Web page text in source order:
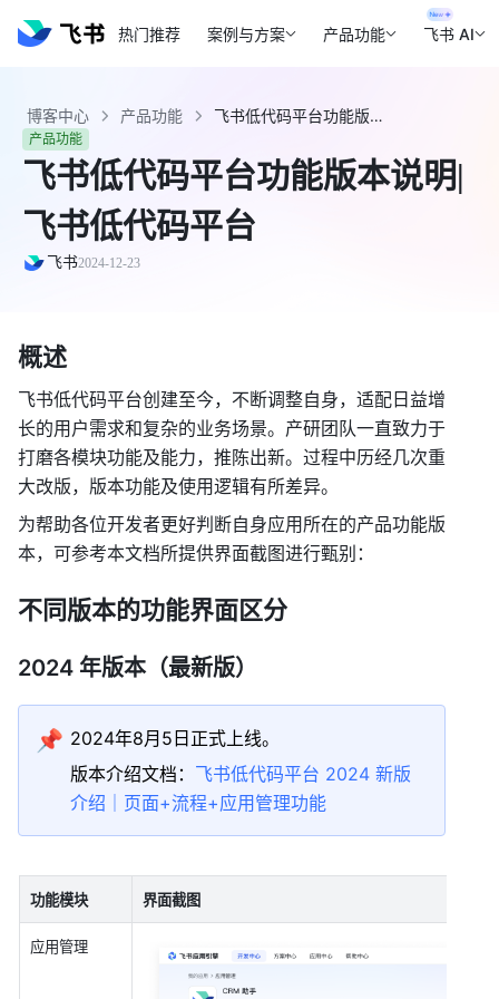
热门推荐 案例与方案 产品功能 飞书 AI
博客中心 产品功能 飞书低代码平台功能版本说明|飞书低代码平台 - 飞书官网
产品功能
飞书低代码平台功能版本说明|
飞书低代码平台
飞书2024-12-23
概述
飞书低代码平台创建至今，不断调整自身，适配日益增
长的用户需求和复杂的业务场景。产研团队一直致力于
打磨各模块功能及能力，推陈出新。过程中历经几次重
大改版，版本功能及使用逻辑有所差异。
为帮助各位开发者更好判断自身应用所在的产品功能版
本，可参考本文档所提供界面截图进行甄别：
不同版本的功能界面区分
2024 年版本（最新版）
📌 2024年8月5日正式上线。
版本介绍文档： 飞书低代码平台 2024 新版
介绍｜页面+流程+应用管理功能
功能模块 界面截图
应用管理